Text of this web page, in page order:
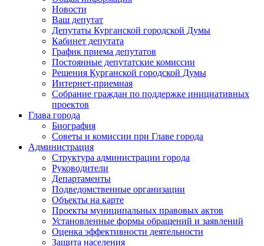
Новости
Ваш депутат
Депутаты Курганской городской Думы
Кабинет депутата
График приема депутатов
Постоянные депутатские комиссии
Решения Курганской городской Думы
Интернет-приемная
Собрание граждан по поддержке инициативных
проектов
Глава города
Биография
Советы и комиссии при Главе города
Администрация
Структура администрации города
Руководители
Департаменты
Подведомственные организации
Объекты на карте
Проекты муниципальных правовых актов
Установленные формы обращений и заявлений
Оценка эффективности деятельности
Защита населения